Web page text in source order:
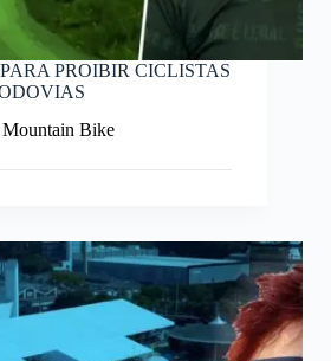
PROIBIR CICLISTAS
Mountain Bike